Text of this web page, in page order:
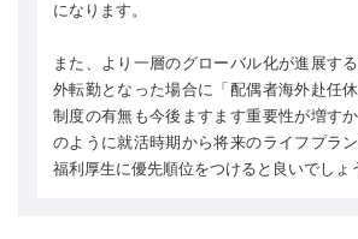
になります。
また、より一層のグローバル化が進展す
外転勤となった場合に「配偶者海外赴任
制度の有無も今後ますます重要性が増す
のように就活時期から将来のライフプラン
福利厚生に優先順位をつけると良いでしょ